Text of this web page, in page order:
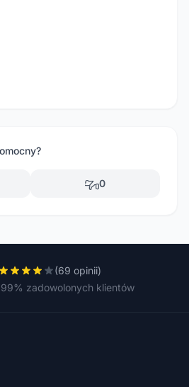
0
(69 opinii)
99% zadowolonych klientów